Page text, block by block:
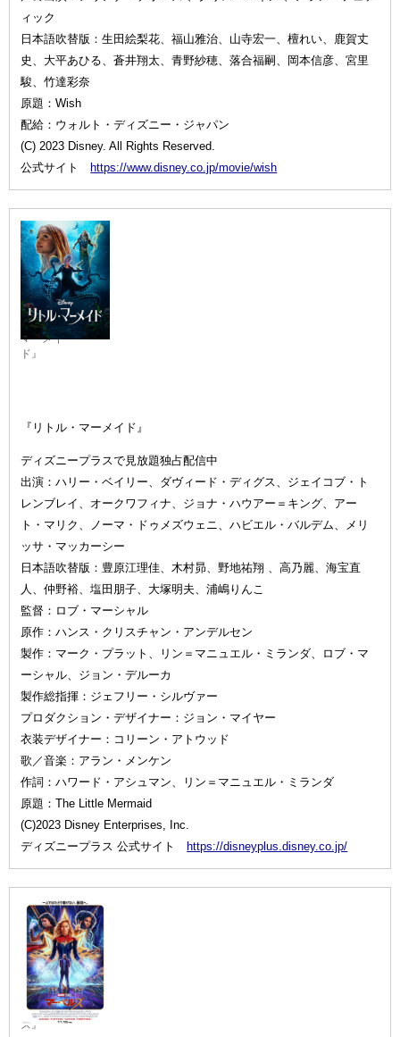
ィック
日本語吹替版：生田絵梨花、福山雅治、山寺宏一、檀れい、鹿賀丈
史、大平あひる、蒼井翔太、青野紗穂、落合福嗣、岡本信彦、宮里
駿、竹達彩奈
原題：Wish
配給：ウォルト・ディズニー・ジャパン
(C) 2023 Disney. All Rights Reserved.
公式サイト
https://www.disney.co.jp/movie/wish
『リトル・
マーメイ
ド』
『リトル・マーメイド』
ディズニープラスで見放題独占配信中
出演：ハリー・ベイリー、ダヴィード・ディグス、ジェイコブ・ト
レンブレイ、オークワフィナ、ジョナ・ハウアー＝キング、アー
ト・マリク、ノーマ・ドゥメズウェニ、ハビエル・バルデム、メリ
ッサ・マッカーシー
日本語吹替版：豊原江理佳、木村昴、野地祐翔 、高乃麗、海宝直
人、仲野裕、塩田朋子、大塚明夫、浦嶋りんこ
監督：ロブ・マーシャル
原作：ハンス・クリスチャン・アンデルセン
製作：マーク・プラット、リン＝マニュエル・ミランダ、ロブ・マ
ーシャル、ジョン・デルーカ
製作総指揮：ジェフリー・シルヴァー
プロダクション・デザイナー：ジョン・マイヤー
衣装デザイナー：コリーン・アトウッド
歌／音楽：アラン・メンケン
作詞：ハワード・アシュマン、リン＝マニュエル・ミランダ
原題：The Little Mermaid
(C)2023 Disney Enterprises, Inc.
ディズニープラス 公式サイトhttps://disneyplus.disney.co.jp/
『マーベル
ズ』